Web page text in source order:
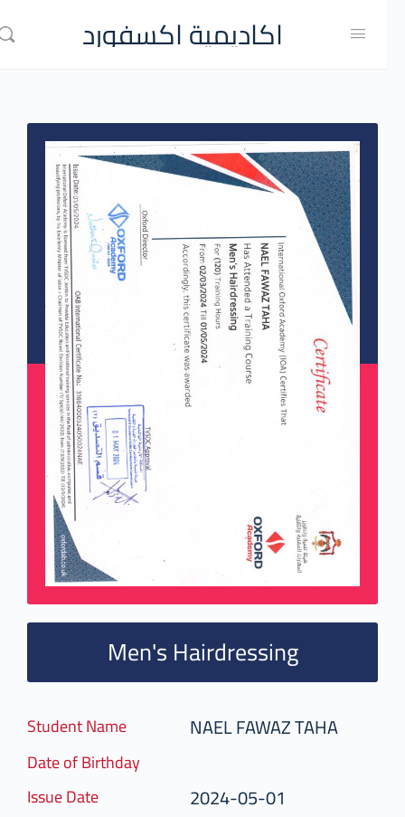
اكاديمية اكسفورد
Men's Hairdressing
Student Name NAEL FAWAZ TAHA
Date of Birthday
Issue Date
2024-05-01